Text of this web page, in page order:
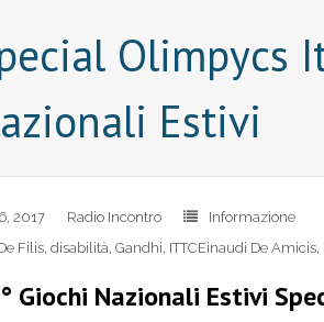
Olimpycs
Estivi
2017 Radio Incontro
Informazione
Filis, disabilità, Gandhi, ITTCEinaudi De Amicis,
Giochi Nazionali Estivi